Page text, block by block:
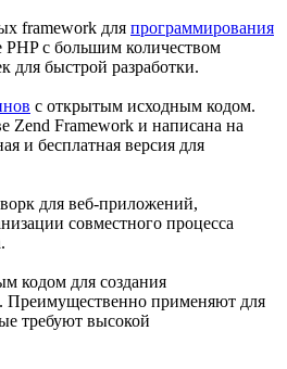
framework для программирования
с большим количеством
для быстрой разработки.
с открытым исходным кодом.
Zend Framework и написана на
и бесплатная версия для
для веб-приложений,
совместного процесса
кодом для создания
Преимущественно применяют для
требуют высокой